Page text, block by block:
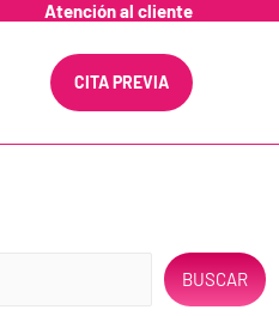
Atención al cliente
CITA PREVIA
BUSCAR